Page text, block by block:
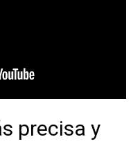
precisa y